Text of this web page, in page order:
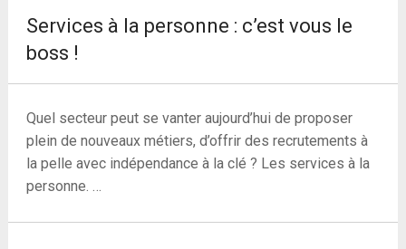
Services à la personne : c’est vous le
boss !
Quel secteur peut se vanter aujourd’hui de proposer
plein de nouveaux métiers, d’offrir des recrutements à
la pelle avec indépendance à la clé ? Les services à la
personne. …